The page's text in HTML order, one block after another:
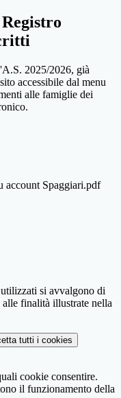
2025/2026, già
accessibile dal menu
alle famiglie dei
account Spaggiari.pdf
si avvalgono di
finalità illustrate nella
tutti i cookies
cookie consentire.
il funzionamento della